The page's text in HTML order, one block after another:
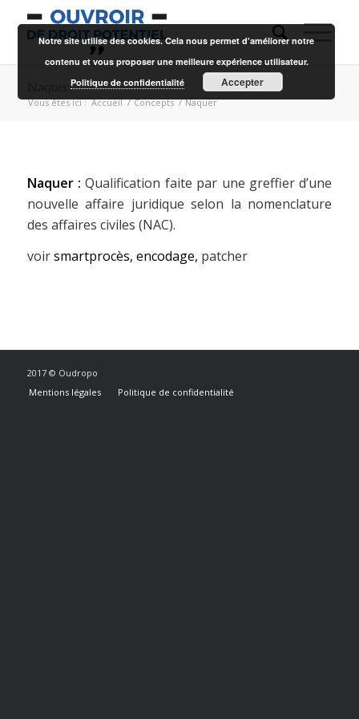
Vous êtes ici : Accueil / Concepts / Naquer
Naquer :Qualification faite par une greffier d’une
nouvelle affaire juridique selon la nomenclature
des affaires civiles (NAC).
voirsmartprocès, encodage, patcher
2017 © Oudropo
Mentions légales
Politique de confidentialité
Notre site utilise des cookies. Cela nous permet d'améliorer notre
contenu et vous proposer une meilleure expérience utilisateur.
Politique de confidentialité
Accepter